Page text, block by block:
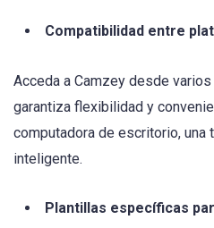
Compatibilidad entre
Acceda a Camzey desde
garantiza flexibilidad y
computadora de escritorio, una
inteligente.
Plantillas específicas